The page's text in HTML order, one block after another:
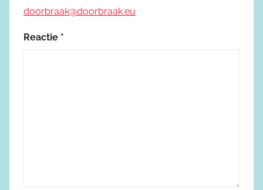
doorbraak@doorbraak.eu
Reactie *